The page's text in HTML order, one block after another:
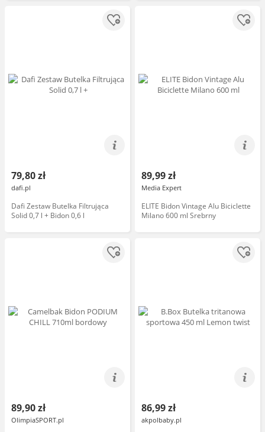
79,80 zł
dafi.pl
Dafi Zestaw Butelka Filtrująca
Solid 0,7 l + Bidon 0,6 l
89,99 zł
Media Expert
ELITE Bidon Vintage Alu Biciclette
Milano 600 ml Srebrny
89,90 zł
OlimpiaSPORT.pl
86,99 zł
akpolbaby.pl